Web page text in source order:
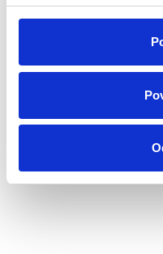
96.94 €
Thermostatsensor,mit
V~50/60 Hz, Schutzart IP
des voreingestellten Wertes